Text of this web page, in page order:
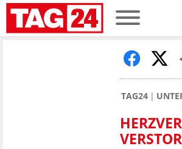
TAG24